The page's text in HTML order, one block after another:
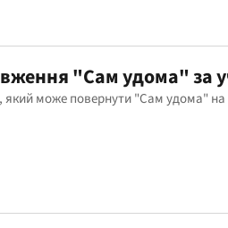
"Сам удома" за
який може повернути "Сам удома" на